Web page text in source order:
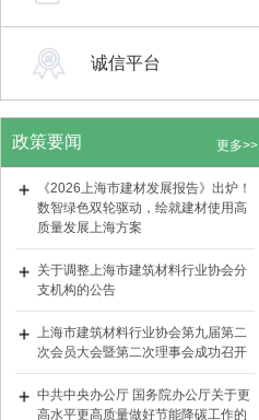
诚信平台
政策要闻 更多>>
《2026上海市建材发展报告》出炉！
数智绿色双轮驱动，绘就建材使用高
质量发展上海方案
关于调整上海市建筑材料行业协会分
支机构的公告
上海市建筑材料行业协会第九届第二
次会员大会暨第二次理事会成功召开
中共中央办公厅 国务院办公厅关于更
高水平更高质量做好节能降碳工作的